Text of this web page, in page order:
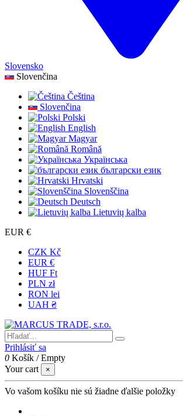
Slovensko
Slovenčina
Čeština
Slovenčina
Polski
English
Magyar
Română
Українська
български език
Hrvatski
Slovenščina
Deutsch
Lietuvių kalba
EUR €
CZK Kč
EUR €
HUF Ft
PLN zł
RON lei
UAH ₴
Prihlásiť sa
0 Košík /Empty
Your cart
×
Vo vašom košíku nie sú žiadne ďalšie položky